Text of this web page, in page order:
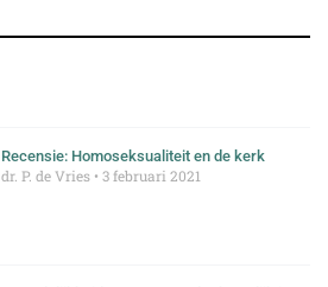
Recensie: Homoseksualiteit en de kerk
dr. P. de Vries 3 februari 2021